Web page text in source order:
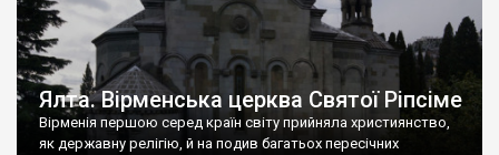
Ялта. Вірменська церква Святої Ріпсіме
Вірменія першою серед країн світу прийняла християнство,
як державну релігію, й на подив багатьох пересічних